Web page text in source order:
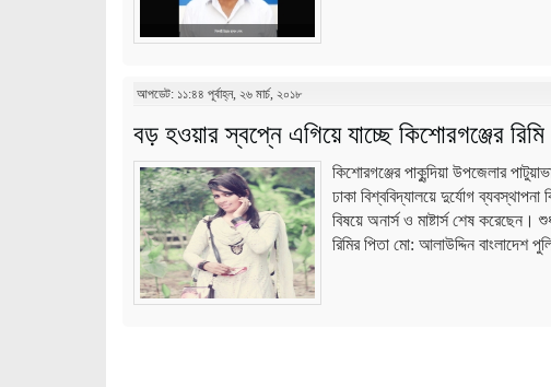
আপডেট: ১১:৪৪ পূর্বাহ্ন, ২৬ মার্চ, ২০১৮
বড় হওয়ার স্বপ্নে এগিয়ে যাচ্ছে কিশোরগঞ্জের রিমি
কিশোরগঞ্জের পাকুন্দিয়া উপজেলার
ঢাকা বিশ্ববিদ্যালয়ে দুর্যোগ
বিষয়ে অনার্স ও মাষ্টার্স শেষ করেছেন।
রিমির পিতা মো: আলাউদ্দিন বাংলাদেশ